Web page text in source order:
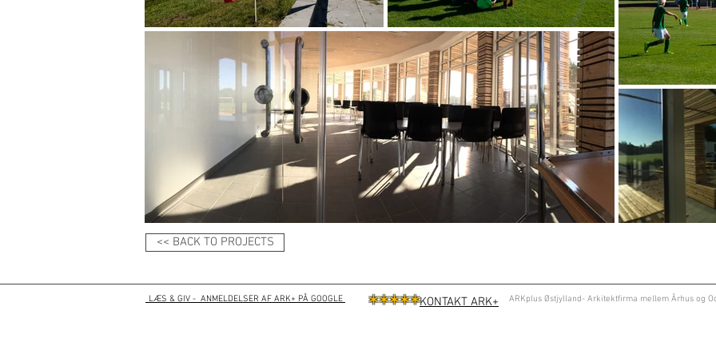
<< BACK TO PROJECTS
LÆS & GIV - ANMELDELSER AF ARK+ PÅ GOOGLE ***** ARKplus Østjylland- Arkitektfirma mellem Århus og
KONTAKT ARK+